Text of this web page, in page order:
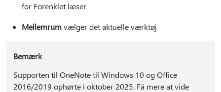
for Forenklet læser
Mellemrumvælger det aktuelle værktøj
Bemærk
Supporten til OneNote til Windows 10 og Office
2016/2019 ophørte i oktober 2025. Få mere at vide